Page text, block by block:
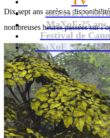
MaXoE
MaXoE 25 ans
Festival de
MaXoE Show
Dix-sept ans après sa
nombreuses heures passées sur